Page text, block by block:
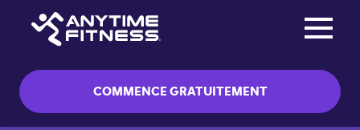
COMMENCE GRATUITEMENT